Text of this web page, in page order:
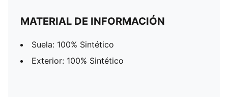
MATERIAL DE INFORMACIÓN
Suela: 100% Sintético
Exterior: 100% Sintético